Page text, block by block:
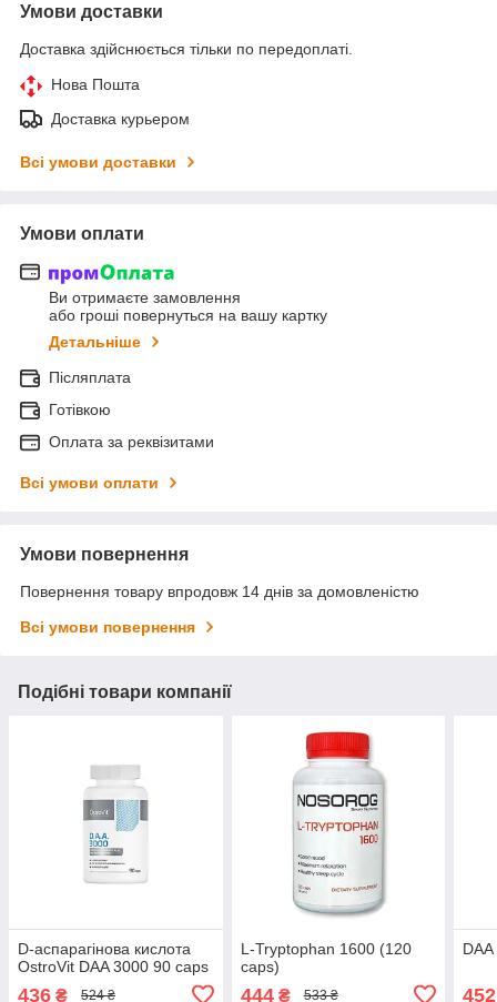
Умови доставки
Доставка здійснюється тільки по передоплаті.
Нова Пошта
Доставка курьером
Всі умови доставки
Умови оплати
Ви отримаєте замовлення
або гроші повернуться на вашу картку
Детальніше
Післяплата
Готівкою
Оплата за реквізитами
Всі умови оплати
Умови повернення
Повернення товару впродовж 14 днів за домовленістю
Всі умови повернення
Подібні товари компанії
D-аспарагінова кислота
OstroVit DAA 3000 90 caps
436 ₴ 524 ₴
L-Tryptophan 1600 (120
caps)
444₴ 533 ₴ 452